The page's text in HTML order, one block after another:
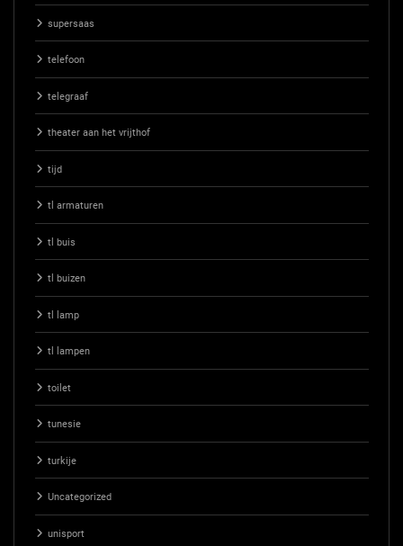
supersaas
telefoon
telegraaf
theater aan het vrijthof
tijd
tl armaturen
tl buis
tl buizen
tl lamp
tl lampen
toilet
tunesie
turkije
Uncategorized
unisport